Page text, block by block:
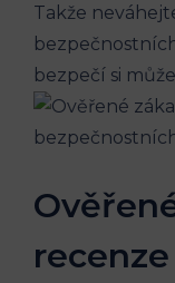
Takže
bezpečí si